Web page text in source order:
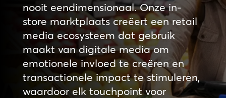
nooit eendimensionaal. Onze in-
store marktplaats creëert een retail
media ecosysteem dat gebruik
maakt van digitale media om
emotionele invloed te creëren en
transactionele impact te stimuleren,
waardoor elk touchpoint voor